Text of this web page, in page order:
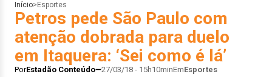
Início> Esportes
Petros pede São Paulo com
atenção dobrada para duelo
em Itaquera: ‘Sei como é lá’
PorEstadão Conteúdo 27/03/18 - 15h10minEmEsportes